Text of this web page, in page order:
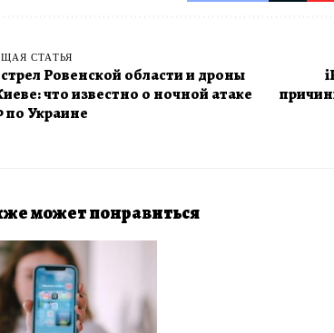
СТАТЬЯ
Ровенской области и дроны
что известно о ночной атаке
Украине
может понравиться